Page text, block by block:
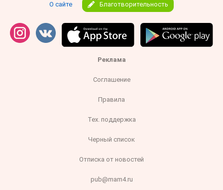
О сайте Благотворительность
Реклама
Соглашение
Правила
Тех. поддержка
Черный список
Отписка от новостей
pub@mam4.ru